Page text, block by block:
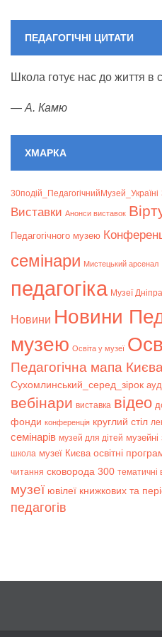
ПЕДАГОГІЧНІ ЦИТАТИ
Школа готує нас до життя в
— А. Камю
ХМАРКА
30подій_ПедагогічнийМузей_Україні
Bиставки Анонси виставок
Педагогічного музею
семінари Мистецький арсенал
педагогіка Музеї Дніпра
Новини Новини
музею Освіта у музеї
Педагогічна мапа Києва
Сухомлинський_серед_зірок
вебінари виставка відео
фонди конференція круглий стіл
семінарів музей для дітей музейні
школа музеї Києва освітні
читання сковорода 300 тематичні
музеї ювілеї книжкових та
педагогів